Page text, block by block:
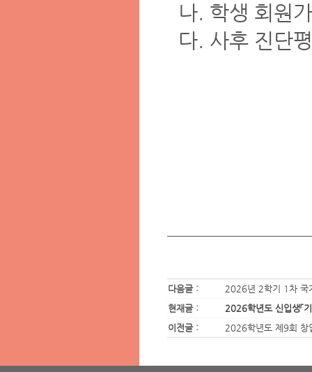
나. 학생 회원
다. 사후 진단
다음글 :
2026년 2학기 1차 국
현재글 :
2026학년도 신입생「
이전글 :
2026학년도 제9회 창